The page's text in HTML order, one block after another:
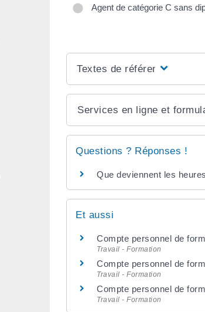
Agent de catégorie C sans
Textes de référence
Services en ligne et
Questions ? Réponses !
Que deviennent les
Et aussi
Compte personnel de
Travail - Formation
Compte personnel de
Travail - Formation
Compte personnel de
Travail - Formation